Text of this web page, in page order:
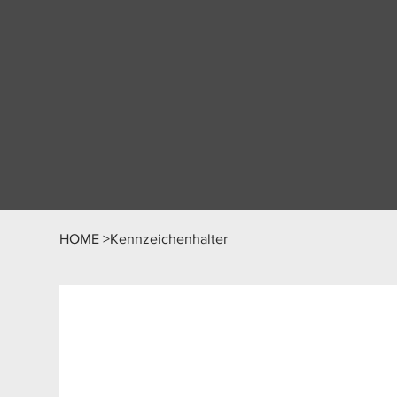
HOME >Kennzeichenhalter